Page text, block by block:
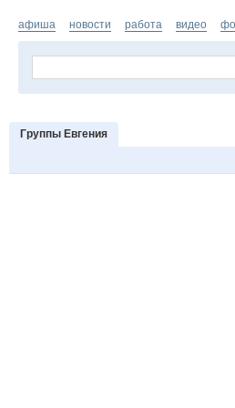
афиша новости работа видео
Группы Евгения